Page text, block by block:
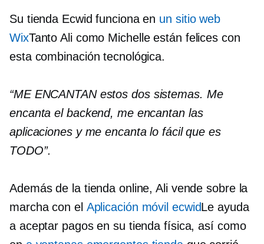
Su tienda Ecwid funciona en un sitio web
WixTanto Ali como Michelle están felices con
esta combinación tecnológica.
“ME ENCANTAN estos dos sistemas. Me
encanta el backend, me encantan las
aplicaciones y me encanta lo fácil que es
TODO”.
Además de la tienda online, Ali vende sobre la
marcha con el Aplicación móvil ecwidLe ayuda
a aceptar pagos en su tienda física, así como